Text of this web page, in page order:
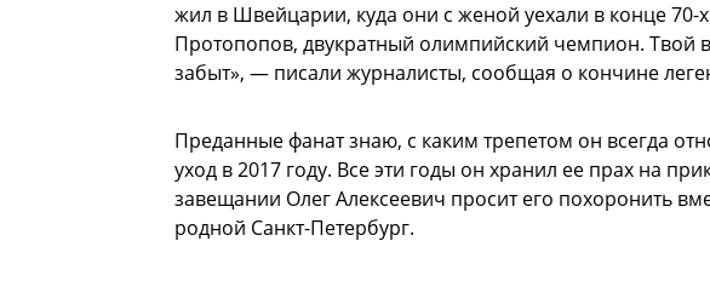
жил в Швейцарии, куда они с женой уехали в конце 70-
Протопопов, двукратный олимпийский чемпион. Твой
забыт», — писали журналисты, сообщая о кончине
Преданные фанат знаю, с каким трепетом он всегда
уход в 2017 году. Все эти годы он хранил ее прах на
завещании Олег Алексеевич просит его похоронить
родной Санкт-Петербург.